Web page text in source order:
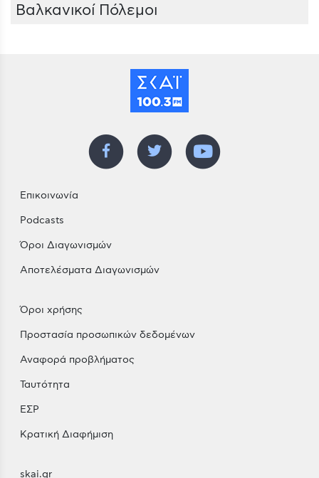
Βαλκανικοί Πόλεμοι
Επικοινωνία
Podcasts
Όροι Διαγωνισμών
Αποτελέσματα Διαγωνισμών
Όροι χρήσης
Προστασία προσωπικών δεδομένων
Αναφορά προβλήματος
Ταυτότητα
ΕΣΡ
Κρατική Διαφήμιση
skai.gr